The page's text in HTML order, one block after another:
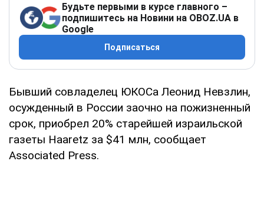
Будьте первыми в курсе главного –
подпишитесь на Новини на OBOZ.UA в
Google
Подписаться
Бывший совладелец ЮКОСа Леонид Невзлин,
осужденный в России заочно на пожизненный
срок, приобрел 20% старейшей израильской
газеты Haaretz за $41 млн, сообщает
Associated Press.